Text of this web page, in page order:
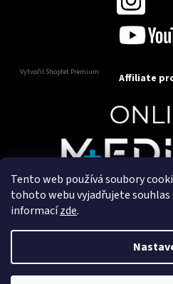
Tento web používá soubory
tohoto webu vyjadřujete souhlas
informacízde.
Vytvořil Shoptet Premium Affiliate
Copyright 2025
Vytvořil a marketingově